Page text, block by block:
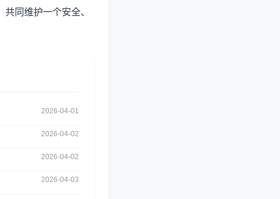
同维护一个安全、
2026-04-01
2026-04-02
2026-04-02
2026-04-03